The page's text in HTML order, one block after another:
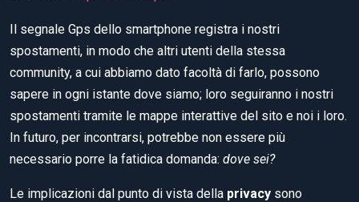
Il segnale Gps dello smartphone registra i nostri
spostamenti, in modo che altri utenti della stessa
community, a cui abbiamo dato facoltà di farlo, possono
sapere in ogni istante dove siamo; loro seguiranno i nostri
spostamenti tramite le mappe interattive del sito e noi i loro.
In futuro, per incontrarsi, potrebbe non essere più
necessario porre la fatidica domanda: dove sei?
Le implicazioni dal punto di vista della privacy sono